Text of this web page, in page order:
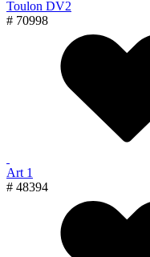
Toulon DV2
# 70998
Art 1
# 48394